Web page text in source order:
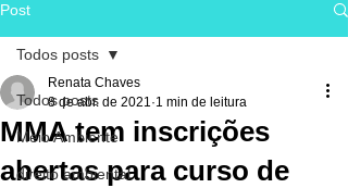
Post
Todos posts
Meio Ambiente
direito ambiental
Todos posts
MMA tem inscrições
abertas para curso de
Renata Chaves
8 de abr. de 2021 1 min de leitura